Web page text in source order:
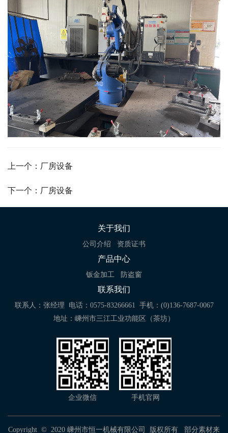
上一个：厂房设备
下一个：厂房设备
关于我们
公司介绍 资质证书
产品中心
钣金加工 防盗窗
联系我们
联系人：张经理 电话：0575-83266661
手机：(0)136-7687-0067
地址：嵊州市三江工业功能区（茶坊）
企业微信 手机官网
Copyright © 2020 嵊州市恒一机械有限公司 版权所有 部分素材来